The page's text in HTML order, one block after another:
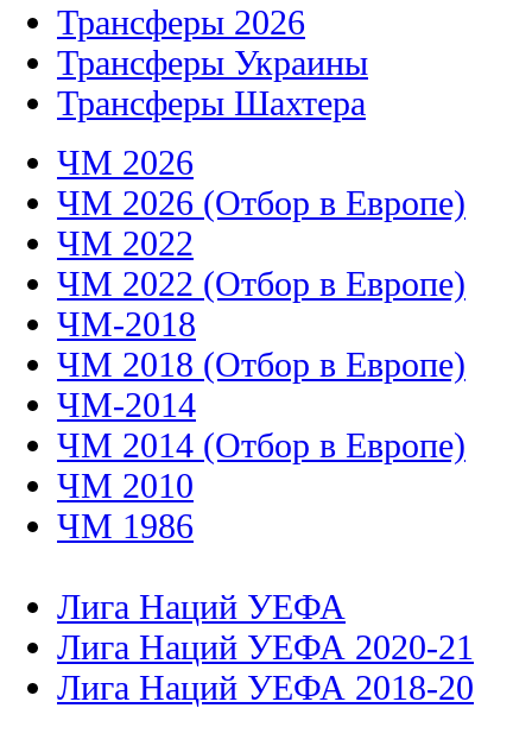
Трансферы 2026
Трансферы Украины
Трансферы Шахтера
ЧМ 2026
ЧМ 2026 (Отбор в Европе)
ЧМ 2022
ЧМ 2022 (Отбор в Европе)
ЧМ-2018
ЧМ 2018 (Отбор в Европе)
ЧМ-2014
ЧМ 2014 (Отбор в Европе)
ЧМ 2010
ЧМ 1986
Лига Наций УЕФА
Лига Наций УЕФА 2020-21
Лига Наций УЕФА 2018-20